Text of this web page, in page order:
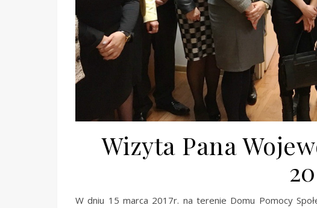
Wizyta Pana
W dniu 15 marca 2017r. na terenie Domu Pomocy